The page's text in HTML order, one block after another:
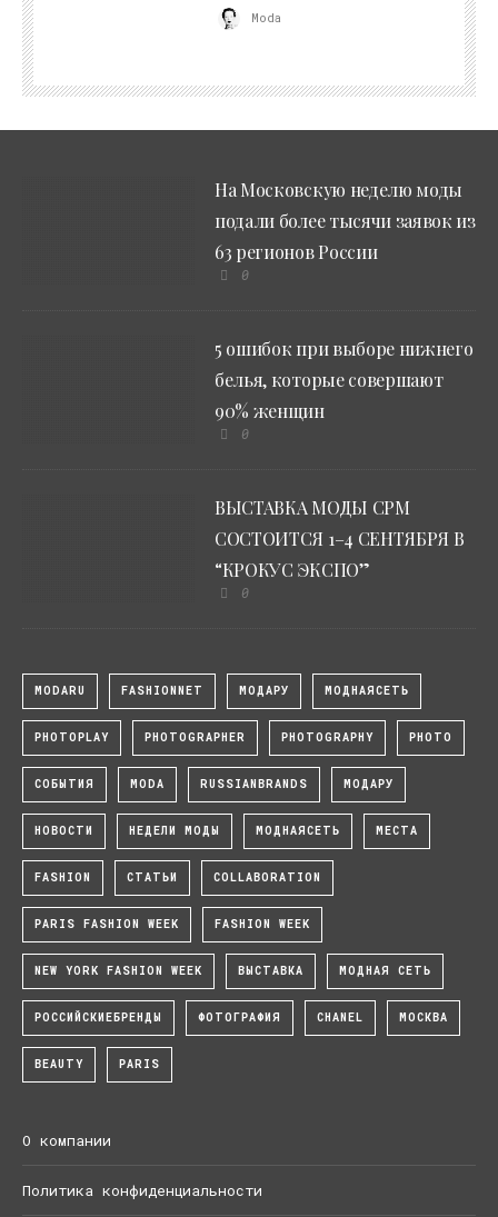
Moda
На Московскую неделю моды
подали более тысячи заявок из
63 регионов России
0
5 ошибок при выборе нижнего
белья, которые совершают
90% женщин
0
ВЫСТАВКА МОДЫ CPM
СОСТОИТСЯ 1–4 СЕНТЯБРЯ В
“КРОКУС ЭКСПО”
0
MODARU FASHIONNET МОДАРУ МОДНАЯСЕТЬ
PHOTOPLAY PHOTOGRAPHER PHOTOGRAPHY PHOTO
СОБЫТИЯ MODA RUSSIANBRANDS МОДАРУ
НОВОСТИ НЕДЕЛИ МОДЫ МОДНАЯСЕТЬ МЕСТА
FASHION СТАТЬИ COLLABORATION
PARIS FASHION WEEK FASHION WEEK
NEW YORK FASHION WEEK ВЫСТАВКА МОДНАЯ СЕТЬ
РОССИЙСКИЕБРЕНДЫ ФОТОГРАФИЯ CHANEL МОСКВА
BEAUTY PARIS
О компании
Политика конфиденциальности